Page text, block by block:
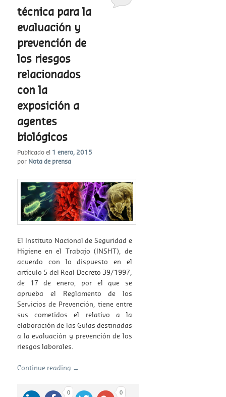
técnica para la
evaluación y
prevención de
los riesgos
relacionados
con la
exposición a
agentes
biológicos
Publicado el 1 enero, 2015
por Nota de prensa
El Instituto Nacional de Seguridad e
Higiene en el Trabajo (INSHT), de
acuerdo con lo dispuesto en el
artículo 5 del Real Decreto 39/1997,
de 17 de enero, por el que se
aprueba el Reglamento de los
Servicios de Prevención, tiene entre
sus cometidos el relativo a la
elaboración de las Guías destinadas
a la evaluación y prevención de los
riesgos laborales.
Continue reading →
0 0